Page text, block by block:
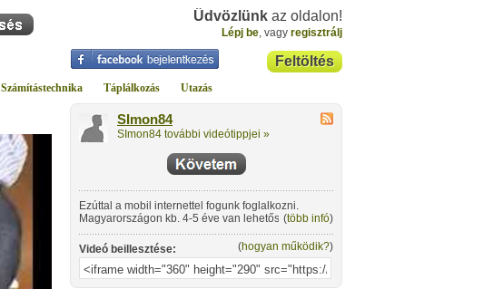
Üdvözlünk az oldalon!
Lépj be, vagy regisztrálj
Feltöltés
Számítástechnika Táplálkozás Utazás
SImon84
SImon84 további videótippjei »
Ezúttal a mobil internettel fogunk foglalkozni.
Magyarországon kb. 4-5 éve van lehetőségünk
mobillal internetezni, GPRS, Edge, HSCSD,
HSDPA, mely utóbbival itthon akár 7,2 mbites
sebességet is elérhetünk mindhárom szolgáltató
budapesti hálózatán, illetve a T-mobile és a
Pannon esetében számos vidéki városban is.
(több infó)
Videó beillesztése: (hogyan működik?)